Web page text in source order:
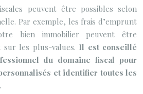
peuvent être possibles selon
Par exemple, les frais d’emprunt
bien immobilier peuvent être
sur les plus-values. Il est conseillé
du domaine fiscal pour
et identifier toutes les